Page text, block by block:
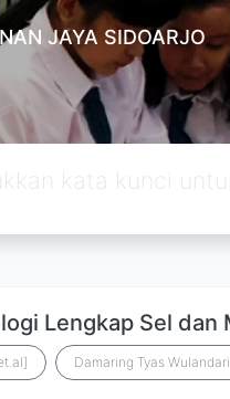
JAYA SIDOARJO
Lengkap Sel dan
Damaring Tyas